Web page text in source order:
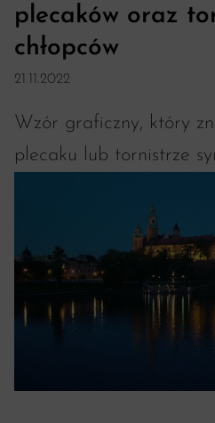
plecaków oraz
chłopców
21.11.2022
Wzór graficzny, który
plecaku lub tornistrze